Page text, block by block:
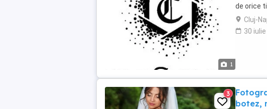
1
de orice
Cluj-
30 iulie
3
botez,